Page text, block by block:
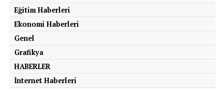
Eğitim Haberleri
Ekonomi Haberleri
Genel
Grafikya
HABERLER
İnternet Haberleri